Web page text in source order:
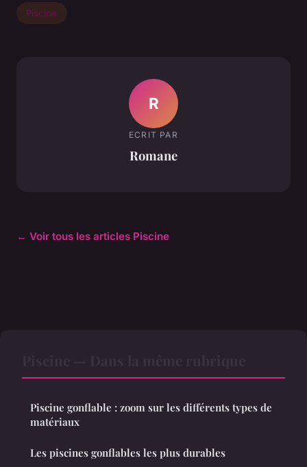
Piscine
R
ECRIT PAR
Romane
← Voir tous les articles Piscine
Piscine gonflable : zoom sur les différents types de
matériaux
Les piscines gonflables les plus durables